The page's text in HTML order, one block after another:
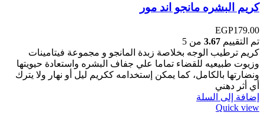
كريم البشره مانجو اند مور
EGP179.00
تم التقييم 3.67 من 5
كريم ترطيب الوجه بخلاصة زبدة المانجو و مجموعة فيتامينات
وزيوت طبيعيه للقضاء تماما علي جفاف البشره واستعادة حيويتها
ونضارتها بالكامل، كما يمكن إستخدامه ككريم ليل أو نهار ولا يترك
أي أثر دهني
إضافة إلى السلة
Quick view